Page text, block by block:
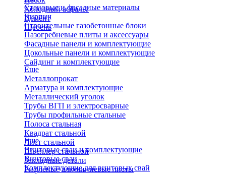
Холодный асфальт
Цемент
Щебень
Стеновые и фасадные материалы
Кирпич
Строительные газобетонные блоки
Пазогребневые плиты и аксессуары
Фасадные панели и комплектующие
Цокольные панели и комплектующие
Сайдинг и комплектующие
Еще
Металлопрокат
Арматура и комплектующие
Металлический уголок
Трубы ВГП и электросварные
Трубы профильные стальные
Полоса стальная
Квадрат стальной
Лист стальной
Швеллер стальной
Закладные детали
Рифленые алюминиевые листы
Еще
Винтовые сваи и комплектующие
Винтовые сваи
Комплектующие для винтовых свай